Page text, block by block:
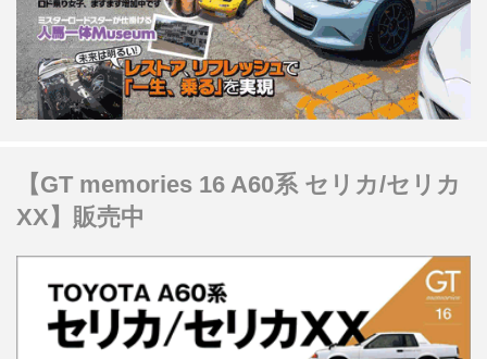
【GT memories 16 A60系 セリカ/セリカ
XX】販売中